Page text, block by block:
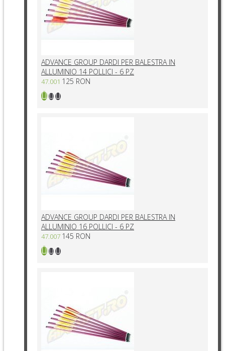
ADVANCE GROUP DARDI PER BALESTRA IN
ALLUMINIO 14 POLLICI - 6 PZ
47.001 125 RON
ADVANCE GROUP DARDI PER BALESTRA IN
ALLUMINIO 16 POLLICI - 6 PZ
47.007 145 RON